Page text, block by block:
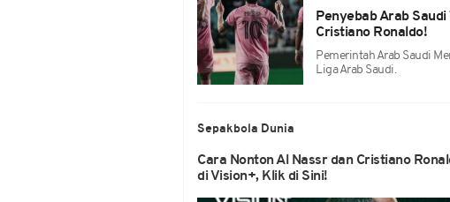
Penyebab Arab
Cristiano Ronaldo!
Pemerintah Arab Saudi
Liga Arab Saudi.
Sepakbola Dunia
Cara Nonton Al Nassr dan Cristiano
di Vision+, Klik di Sini!